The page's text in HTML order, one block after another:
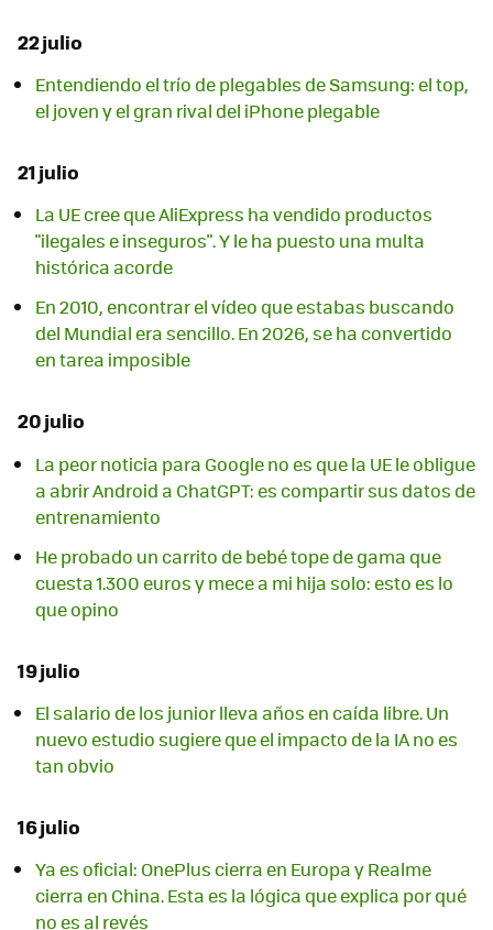
22 julio
Entendiendo el trío de plegables de Samsung: el top,
el joven y el gran rival del iPhone plegable
21 julio
La UE cree que AliExpress ha vendido productos
"ilegales e inseguros". Y le ha puesto una multa
histórica acorde
En 2010, encontrar el vídeo que estabas buscando
del Mundial era sencillo. En 2026, se ha convertido
en tarea imposible
20 julio
La peor noticia para Google no es que la UE le obligue
a abrir Android a ChatGPT: es compartir sus datos de
entrenamiento
He probado un carrito de bebé tope de gama que
cuesta 1.300 euros y mece a mi hija solo: esto es lo
que opino
19 julio
El salario de los junior lleva años en caída libre. Un
nuevo estudio sugiere que el impacto de la IA no es
tan obvio
16 julio
Ya es oficial: OnePlus cierra en Europa y Realme
cierra en China. Esta es la lógica que explica por qué
no es al revés